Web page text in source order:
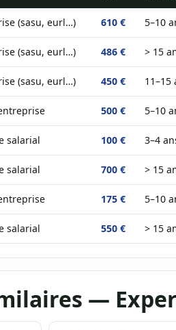
(sasu, eurl…) 610 € 5–10
(sasu, eurl…) 486 € > 15
(sasu, eurl…) 450 € 11–15
500 € 5–10
salarial 100 € 3–4
salarial 700 € > 15
175 € 5–10
salarial 550 € > 15
—